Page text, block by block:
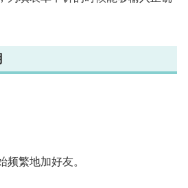
频繁地加好友。